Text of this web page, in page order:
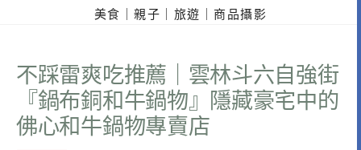
美食｜親子｜旅遊｜商品攝影
不踩雷爽吃推薦｜雲林斗六自強街
『鍋布銅和牛鍋物』隱藏豪宅中的
佛心和牛鍋物專賣店